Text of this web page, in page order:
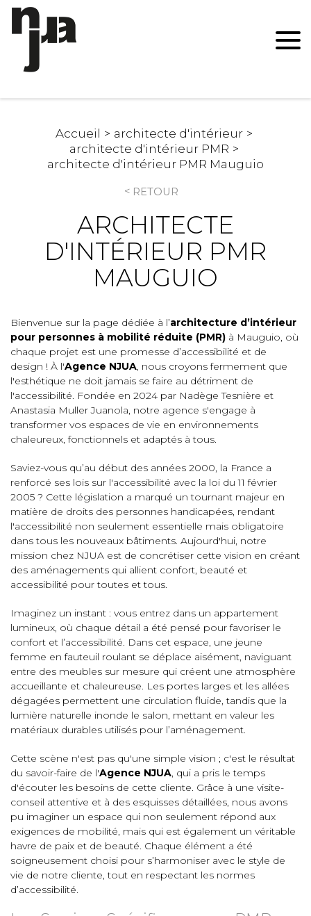
Accueil
architecte d'intérieur
architecte d'intérieur PMR
architecte d'intérieur PMR Mauguio
RETOUR
ARCHITECTE
D'INTÉRIEUR PMR
MAUGUIO
Bienvenue sur la page dédiée à l’architecture d’intérieur
pour personnes à mobilité réduite (PMR) à Mauguio, où
chaque projet est une promesse d’accessibilité et de
design ! À l'Agence NJUA, nous croyons fermement que
l'esthétique ne doit jamais se faire au détriment de
l'accessibilité. Fondée en 2024 par Nadège Tesnière et
Anastasia Muller Juanola, notre agence s'engage à
transformer vos espaces de vie en environnements
chaleureux, fonctionnels et adaptés à tous.
Saviez-vous qu’au début des années 2000, la France a
renforcé ses lois sur l'accessibilité avec la loi du 11 février
2005 ? Cette législation a marqué un tournant majeur en
matière de droits des personnes handicapées, rendant
l'accessibilité non seulement essentielle mais obligatoire
dans tous les nouveaux bâtiments. Aujourd'hui, notre
mission chez NJUA est de concrétiser cette vision en créant
des aménagements qui allient confort, beauté et
accessibilité pour toutes et tous.
Imaginez un instant : vous entrez dans un appartement
lumineux, où chaque détail a été pensé pour favoriser le
confort et l’accessibilité. Dans cet espace, une jeune
femme en fauteuil roulant se déplace aisément, naviguant
entre des meubles sur mesure qui créent une atmosphère
accueillante et chaleureuse. Les portes larges et les allées
dégagées permettent une circulation fluide, tandis que la
lumière naturelle inonde le salon, mettant en valeur les
matériaux durables utilisés pour l’aménagement.
Cette scène n'est pas qu'une simple vision ; c'est le résultat
du savoir-faire de l'Agence NJUA, qui a pris le temps
d'écouter les besoins de cette cliente. Grâce à une visite-
conseil attentive et à des esquisses détaillées, nous avons
pu imaginer un espace qui non seulement répond aux
exigences de mobilité, mais qui est également un véritable
havre de paix et de beauté. Chaque élément a été
soigneusement choisi pour s’harmoniser avec le style de
vie de notre cliente, tout en respectant les normes
d’accessibilité.